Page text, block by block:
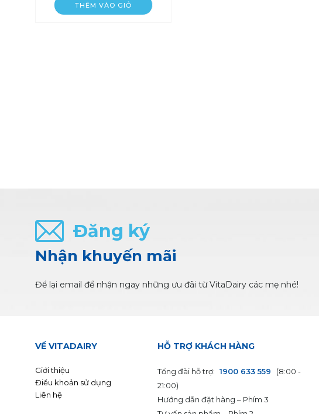
THÊM VÀO GIỎ
Đăng ký
Nhận khuyến mãi
Để lại email để nhận ngay những ưu đãi từ VitaDairy các mẹ nhé!
VỀ VITADAIRY
Giới thiệu
Điều khoản sử dụng
Liên hệ
HỖ TRỢ KHÁCH HÀNG
Tổng đài hỗ trợ: 1900 633 559
(8:00 -
21:00)
Hướng dẫn đặt hàng – Phím 3